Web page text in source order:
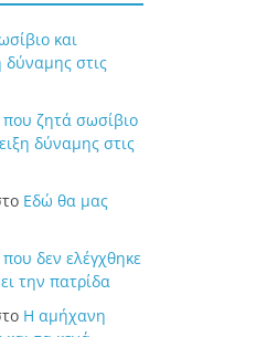
και
δύναμης στις
ζητά σωσίβιο
δύναμης στις
Εδώ θα μας
που δεν ελέγχθηκε
την πατρίδα
Η αμήχανη